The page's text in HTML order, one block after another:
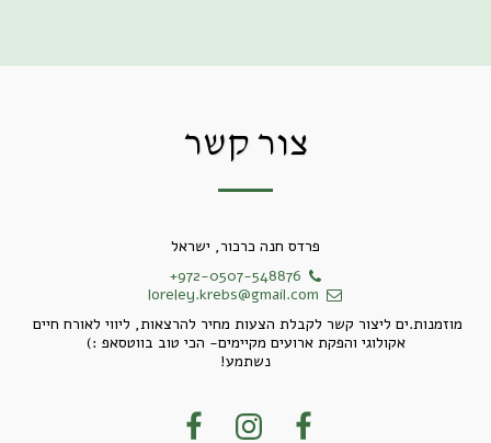
צור קשר
פרדס חנה כרכור, ישראל
+972-0507-548876
loreley.krebs@gmail.com
מוזמנות.ים ליצור קשר לקבלת הצעות מחיר להרצאות, ליווי לאורח חיים
אקולוגי והפקת ארועים מקיימים- הכי טוב בווטסאפ :)
נשתמע!